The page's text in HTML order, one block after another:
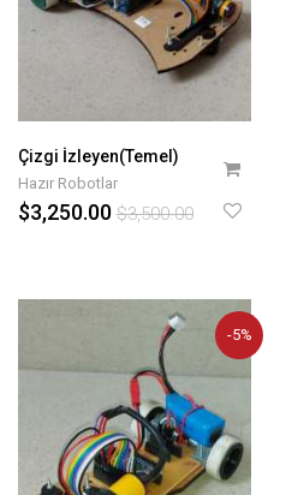
Çizgi İzleyen(Temel)
Hazır Robotlar
$3,250.00$3,500.00
-5%